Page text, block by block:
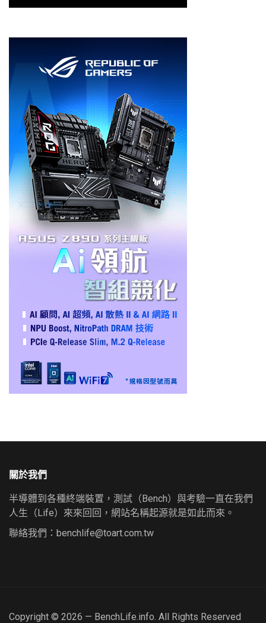
關於我們
半導體到各種終端裝置，測試（Bench）與考驗一直在我們
人生（Life）來來回回，網站名稱起源就是如此而來。
聯絡我們： benchlife@toart.com.tw
Copyright © 2026 — BenchLife.info. All Rights Reserved